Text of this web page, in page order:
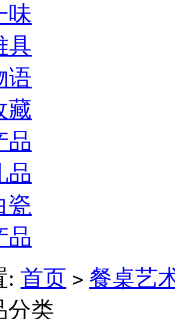
味
具
语
藏
品
品
瓷
品
: 首页 > 餐桌艺
分类